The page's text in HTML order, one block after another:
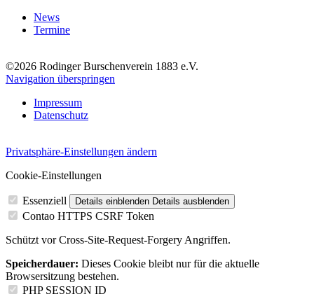
News
Termine
©2026 Rodinger Burschenverein 1883 e.V.
Navigation überspringen
Impressum
Datenschutz
Privatsphäre-Einstellungen ändern
Cookie-Einstellungen
Essenziell Details einblenden Details ausblenden
Contao HTTPS CSRF Token
Schützt vor Cross-Site-Request-Forgery Angriffen.
Speicherdauer: Dieses Cookie bleibt nur für die aktuelle
Browsersitzung bestehen.
PHP SESSION ID